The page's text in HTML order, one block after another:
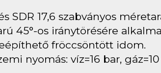
és SDR 17,6 szabványos
45°-os iránytörésére
fröccsöntött idom.
nyomás: víz=16 bar,